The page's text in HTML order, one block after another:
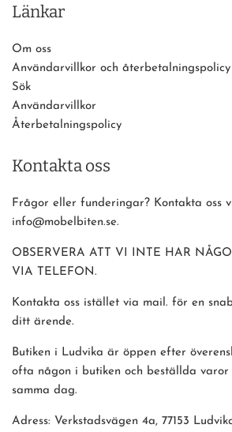
Länkar
Om oss
Användarvillkor och återbetalningspolicy
Sök
Användarvillkor
Återbetalningspolicy
Kontakta oss
Frågor eller funderingar? Kontakta oss
info@mobelbiten.se.
OBSERVERA ATT VI INTE HAR
VIA TELEFON.
Kontakta oss istället via mail. för en
ditt ärende.
Butiken i Ludvika är öppen efter
ofta någon i butiken och beställda
samma dag.
Adress: Verkstadsvägen 4a, 77153